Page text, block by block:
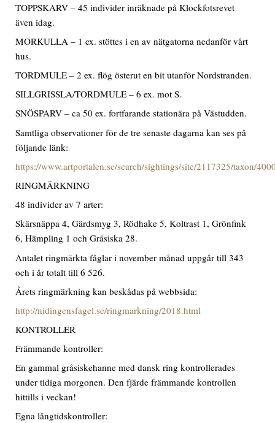
TOPPSKARV – 45 individer inräknade på Klockfotsrevet
även idag.
MORKULLA – 1 ex. stöttes i en av nätgatorna nedanför vårt
hus.
TORDMULE – 2 ex. flög österut en bit utanför Nordstranden.
SILLGRISSLA/TORDMULE – 6 ex. mot S.
SNÖSPARV – ca 50 ex. fortfarande stationära på Västudden.
Samtliga observationer för de tre senaste dagarna kan ses på
följande länk:
https://www.artportalen.se/search/sightings/site/2117325/taxon/
RINGMÄRKNING
48 individer av 7 arter:
Skärsnäppa 4, Gärdsmyg 3, Rödhake 5, Koltrast 1, Grönfink
6, Hämpling 1 och Gråsiska 28.
Antalet ringmärkta fåglar i november månad uppgår till 343
och i år totalt till 6 526.
Årets ringmärkning kan beskådas på webbsida:
http://nidingensfagel.se/ringmarkning/2018.html
KONTROLLER
Främmande kontroller:
En gammal gråsiskehanne med dansk ring kontrollerades
under tidiga morgonen. Den fjärde främmande kontrollen
hittills i veckan!
Egna långtidskontroller: